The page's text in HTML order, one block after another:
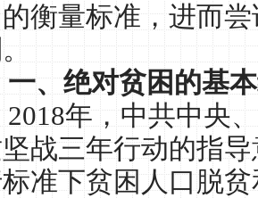
衡量标准，进而
一、绝对贫困的基
2018年，中共中央
战三年行动的指
准下贫困人口脱